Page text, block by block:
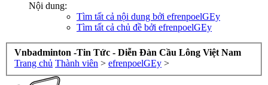
Nội dung:
Tìm tất cả nội dung bởi efrenpoelGEy
Tìm tất cả chủ đề bởi efrenpoelGEy
Vnbadminton -Tin Tức - Diễn Đàn Cầu Lông Việt Nam
Trang chủ Thành viên > efrenpoelGEy >